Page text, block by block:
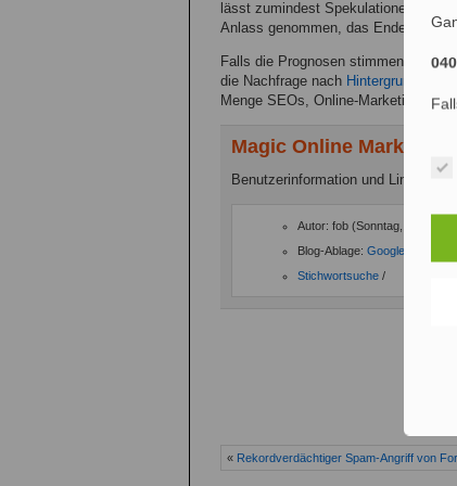
lässt zumindest Spekulationen zu,
Anlass genommen, das Ende der
Falls die Prognosen stimmen, dürfte
die Nachfrage nach Hintergrundwissen
Menge SEOs, Online-Marketing-
Magic Online Marketing
Benutzerinformation und Links:
Autor: fob (Sonntag, - 17. Juni
Blog-Ablage: Google-Ranking
Stichwortsuche /
« Rekordverdächtiger Spam-Angriff von